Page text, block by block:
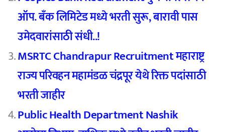
ऑप. बँक लिमिटेड मध्ये भरती सुरू, बारावी पास
उमेदवारांसाठी संधी..!
MSRTC Chandrapur Recruitment महाराष्ट्र
राज्य परिवहन महामंडळ चंद्रपूर येथे रिक्त पदांसाठी
भरती जाहीर
Public Health Department Nashik